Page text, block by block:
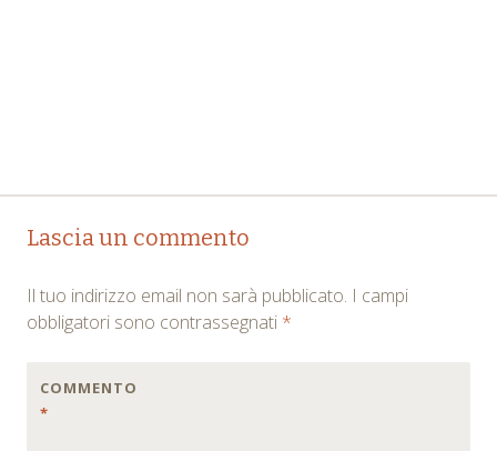
Post
navigation
Lascia un commento
Il tuo indirizzo email non sarà pubblicato. I campi
obbligatori sono contrassegnati *
COMMENTO
*